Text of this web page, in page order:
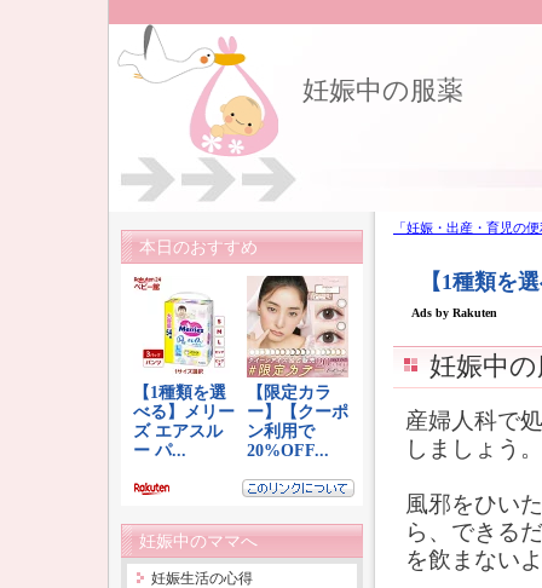
妊娠中の服薬
「妊娠・出産・育児の
妊娠中
産婦人科で
しましょう。
風邪をひい
ら、できる
を飲まない
本日のおすすめ
妊娠中のママへ
妊娠生活の心得